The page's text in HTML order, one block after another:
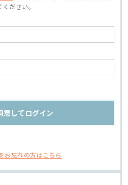
ださい。
お忘れの方はこちら